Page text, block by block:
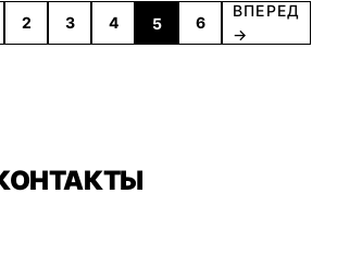
2 3 4 5 6
ВПЕРЕД
→